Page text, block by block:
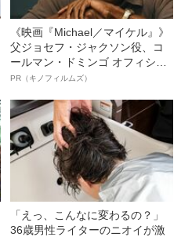
《映画『Michael／マイケル』》
父ジョセフ・ジャクソン役、コ
ールマン・ドミンゴ オフィシャ
ルインタビュー“観客を魅了した
語る”《日本興収70億円突破》
PR（キノフィルムズ）
「えっ、こんなに変わるの？」
36歳男性ライターのニオイが激